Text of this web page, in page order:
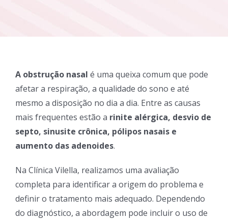
A obstrução nasal é uma queixa comum que pode
afetar a respiração, a qualidade do sono e até
mesmo a disposição no dia a dia. Entre as causas
mais frequentes estão a rinite alérgica, desvio de
septo, sinusite crônica, pólipos nasais e
aumento das adenoides.
Na Clínica Vilella, realizamos uma avaliação
completa para identificar a origem do problema e
definir o tratamento mais adequado. Dependendo
do diagnóstico, a abordagem pode incluir o uso de